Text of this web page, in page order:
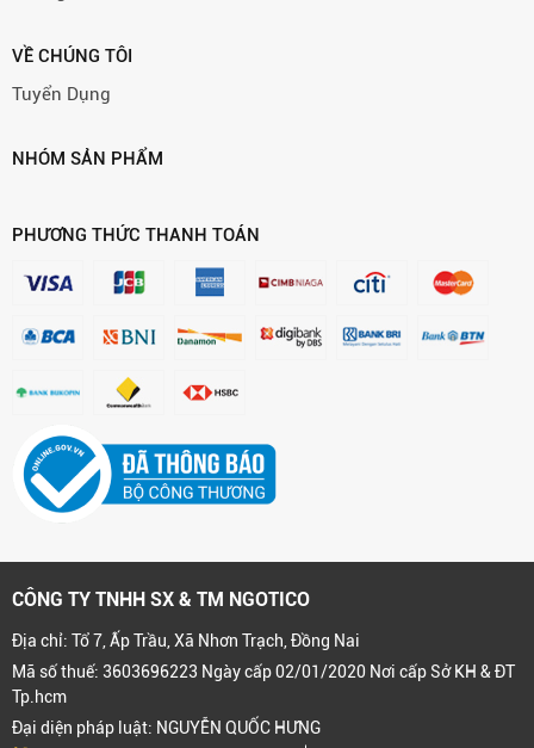
VỀ CHÚNG TÔI
Tuyển Dụng
NHÓM SẢN PHẨM
PHƯƠNG THỨC THANH TOÁN
CÔNG TY TNHH SX & TM NGOTICO
Địa chỉ: Tổ 7, Ấp Trầu, Xã Nhơn Trạch, Đồng Nai
Mã số thuế: 3603696223 Ngày cấp 02/01/2020 Nơi cấp Sở KH & ĐT
Tp.hcm
Đại diện pháp luật: NGUYỄN QUỐC HƯNG